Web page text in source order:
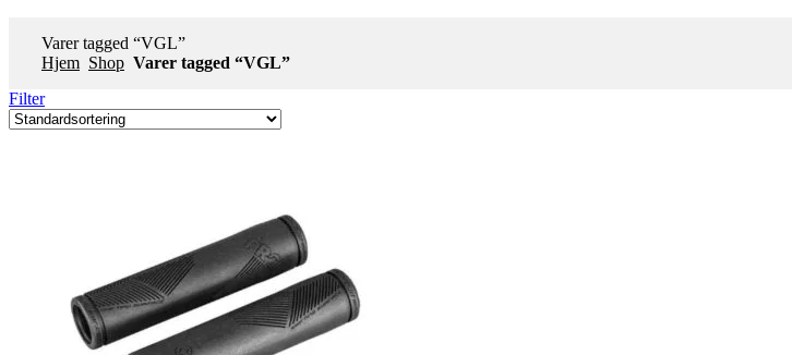
Varer tagged “VGL”
Hjem Shop Varer tagged “VGL”
Filter